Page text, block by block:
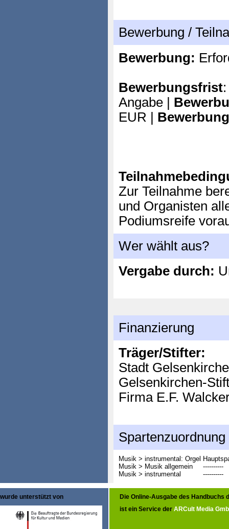
Bewerbung /
Bewerbung:
Bewerbungsfrist
Angabe |
EUR |
Zur Teilnahme
und Organisten
Podiumsreife
Wer wählt aus?
Vergabe durch:
Finanzierung
Träger/Stifter:
Stadt
Gelsenkirchen-
Firma E.F.
Spartenzuordnung
Musik > instrumental: Orgel
Musik > Musik allgemein
----------
Musik > instrumental
----------
wurde unterstützt von
Die Online-Ausgabe des Handbuchs
ist ein Service der ARCult Media